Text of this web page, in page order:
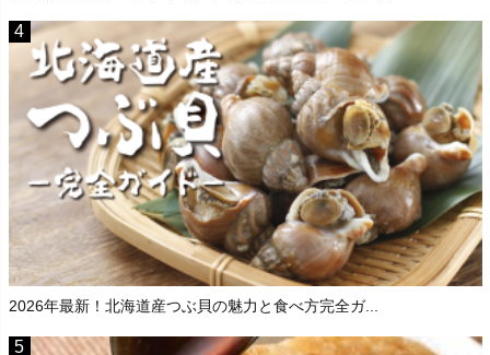
2026年最新！北海道産つぶ貝の魅力と食べ方完全ガ...